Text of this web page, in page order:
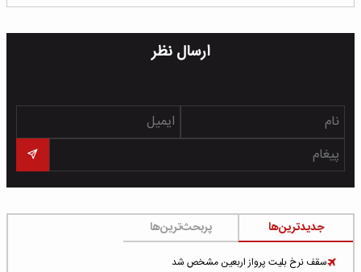
ارسال نظر
جدیدترین‌ها پربحث‌ترین‌ها
سقف نرخ بلیت پرواز اربعین مشخص شد